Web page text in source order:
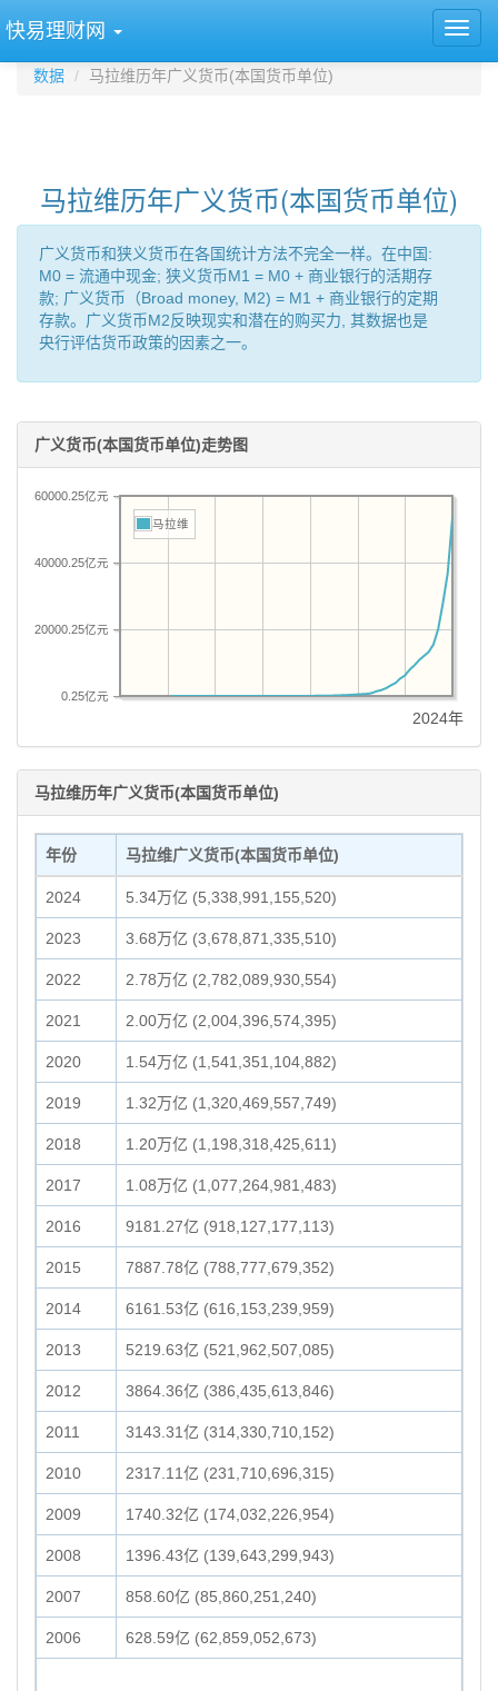
快易理财网
数据 马拉维历年广义货币(本国货币单位)
马拉维历年广义货币(本国货币单位)
广义货币和狭义货币在各国统计方法不完全一样。在中国:
M0 = 流通中现金; 狭义货币M1 = M0 + 商业银行的活期存
款; 广义货币（Broad money, M2) = M1 + 商业银行的定期
存款。广义货币M2反映现实和潜在的购买力, 其数据也是
央行评估货币政策的因素之一。
广义货币(本国货币单位)走势图
0.25亿元
20000.25亿元
40000.25亿元
60000.25亿元
马拉维
2024年
马拉维历年广义货币(本国货币单位)
年份 马拉维广义货币(本国货币单位)
2024 5.34万亿 (5,338,991,155,520)
2023 3.68万亿 (3,678,871,335,510)
2022 2.78万亿 (2,782,089,930,554)
2021 2.00万亿 (2,004,396,574,395)
2020 1.54万亿 (1,541,351,104,882)
2019 1.32万亿 (1,320,469,557,749)
2018 1.20万亿 (1,198,318,425,611)
2017 1.08万亿 (1,077,264,981,483)
2016 9181.27亿 (918,127,177,113)
2015 7887.78亿 (788,777,679,352)
2014 6161.53亿 (616,153,239,959)
2013 5219.63亿 (521,962,507,085)
2012 3864.36亿 (386,435,613,846)
2011 3143.31亿 (314,330,710,152)
2010 2317.11亿 (231,710,696,315)
2009 1740.32亿 (174,032,226,954)
2008 1396.43亿 (139,643,299,943)
2007 858.60亿 (85,860,251,240)
2006 628.59亿 (62,859,052,673)